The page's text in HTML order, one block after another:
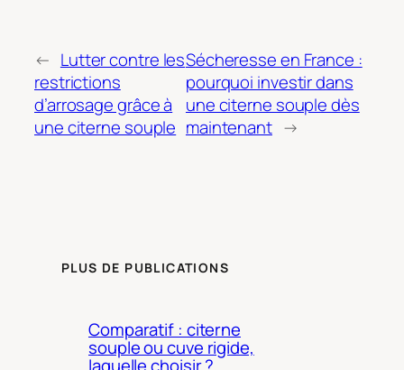
← Lutter contre les
restrictions
d’arrosage grâce à
une citerne souple
Sécheresse en France :
pourquoi investir dans
une citerne souple dès
maintenant →
PLUS DE PUBLICATIONS
Comparatif : citerne
souple ou cuve rigide,
laquelle choisir ?